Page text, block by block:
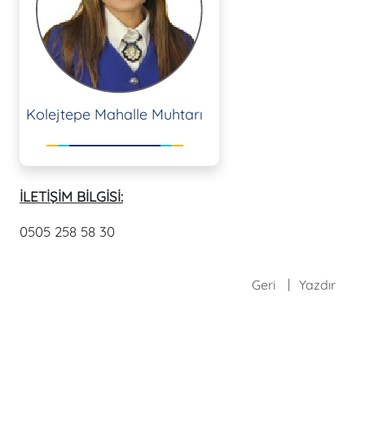
Kolejtepe Mahalle Muhtarı
İLETİŞİM BİLGİSİ:
0505 258 58 30
Geri Yazdır